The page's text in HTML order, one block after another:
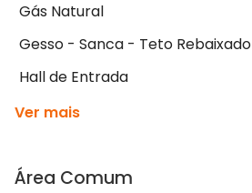
Gás Natural
Gesso - Sanca - Teto Rebaixado
Hall de Entrada
Ver mais
Área Comum